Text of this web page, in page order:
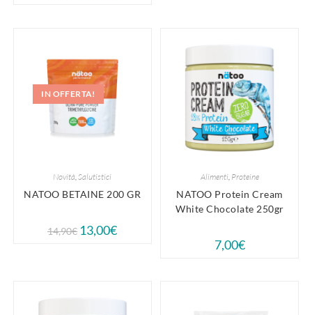
IN OFFERTA!
Novità ,Salutistici
NATOO BETAINE 200 GR
14,90€ 13,00€
Alimenti, Proteine
NATOO Protein Cream
White Chocolate 250gr
7,00€